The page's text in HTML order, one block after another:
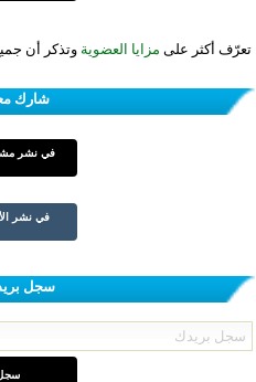
تعرّف أكثر على مزايا العضوية وتذكر أن
شارك
في نشر
في نشر
سجل